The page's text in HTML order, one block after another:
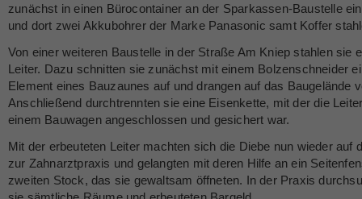
zunächst in einen Bürocontainer an der Sparkassen-Baustelle
und dort zwei Akkubohrer der Marke Panasonic samt Koffer
Von einer weiteren Baustelle in der Straße Am Kniep stahlen sie
Leiter. Dazu schnitten sie zunächst mit einem Bolzenschneider
Element eines Bauzaunes auf und drangen auf das Baugelände
Anschließend durchtrennten sie eine Eisenkette, mit der die
einem Bauwagen angeschlossen und gesichert war.
Mit der erbeuteten Leiter machten sich die Diebe nun wieder auf
zur Zahnarztpraxis und gelangten mit deren Hilfe an ein
zweiten Stock, das sie gewaltsam öffneten. In der Praxis